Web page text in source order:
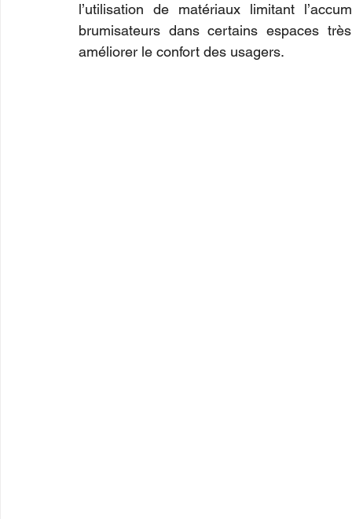
l’utilisation de matériaux limitant
brumisateurs dans certains espaces
améliorer le confort des usagers.